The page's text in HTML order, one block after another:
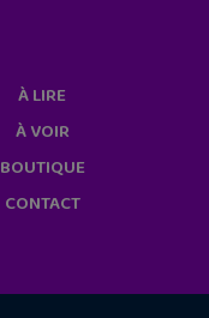
À LIRE
À VOIR
BOUTIQUE
CONTACT